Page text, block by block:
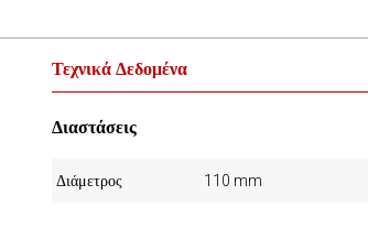
Τεχνικά Δεδομένα
Διαστάσεις
Διάμετρος 110 mm